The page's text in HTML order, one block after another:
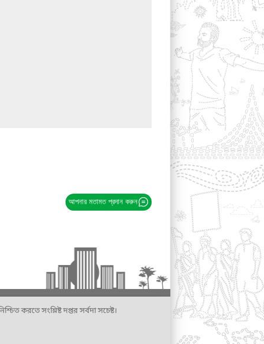
আপনার মতামত প্রদান করুন
করতে সংশ্লিষ্ট দপ্তর সর্বদা সচেষ্ট।